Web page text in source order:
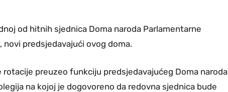
od hitnih sjednica Doma naroda Parlamentarne
novi predsjedavajući ovog doma.
preuzeo funkciju predsjedavajućeg Doma naroda
na kojoj je dogovoreno da redovna sjednica bude